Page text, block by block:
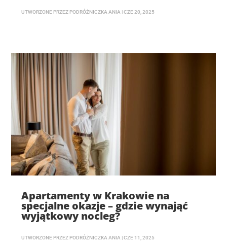
UTWORZONE PRZEZ PODRÓŻNICZKA ANIA |CZE 20, 2025
Apartamenty w Krakowie na
specjalne okazje – gdzie wynająć
wyjątkowy nocleg?
UTWORZONE PRZEZ PODRÓŻNICZKA ANIA |CZE 11, 2025